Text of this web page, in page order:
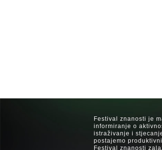
Festival znanosti je
informiranje o
istraživanje i
postajemo
Festival znanosti